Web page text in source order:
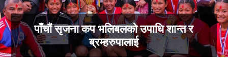
पाँचौं सृजना कप भलिबलको उपाधि शान्त र
ब्रम्हरुपालाई